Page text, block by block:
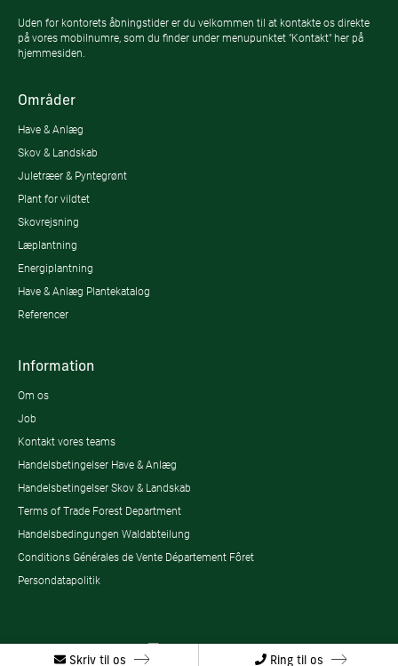
Uden for kontorets åbningstider er du velkommen til at kontakte os direkte
på vores mobilnumre, som du finder under menupunktet "Kontakt" her på
hjemmesiden.
Områder
Have & Anlæg
Skov & Landskab
Juletræer & Pyntegrønt
Plant for vildtet
Skovrejsning
Læplantning
Energiplantning
Have & Anlæg Plantekatalog
Referencer
Information
Om os
Job
Kontakt vores teams
Handelsbetingelser Have & Anlæg
Handelsbetingelser Skov & Landskab
Terms of Trade Forest Department
Handelsbedingungen Waldabteilung
Conditions Générales de Vente Département Fôret
Persondatapolitik
Skriv til os Ring til os